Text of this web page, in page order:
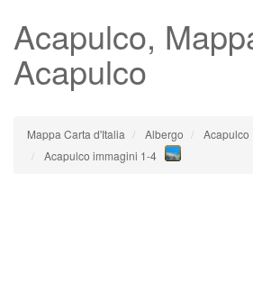
Acapulco,
Acapulco
Mappa Carta d'Italia Albergo
Acapulco
Acapulco immagini 1-4